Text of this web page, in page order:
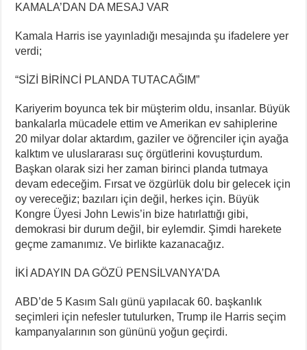
KAMALA’DAN DA MESAJ VAR
Kamala Harris ise yayınladığı mesajında şu ifadelere yer
verdi;
“SİZİ BİRİNCİ PLANDA TUTACAĞIM”
Kariyerim boyunca tek bir müşterim oldu, insanlar. Büyük
bankalarla mücadele ettim ve Amerikan ev sahiplerine
20 milyar dolar aktardım, gaziler ve öğrenciler için ayağa
kalktım ve uluslararası suç örgütlerini kovuşturdum.
Başkan olarak sizi her zaman birinci planda tutmaya
devam edeceğim. Fırsat ve özgürlük dolu bir gelecek için
oy vereceğiz; bazıları için değil, herkes için. Büyük
Kongre Üyesi John Lewis’in bize hatırlattığı gibi,
demokrasi bir durum değil, bir eylemdir. Şimdi harekete
geçme zamanımız. Ve birlikte kazanacağız.
İKİ ADAYIN DA GÖZÜ PENSİLVANYA’DA
ABD’de 5 Kasım Salı günü yapılacak 60. başkanlık
seçimleri için nefesler tutulurken, Trump ile Harris seçim
kampanyalarının son gününü yoğun geçirdi.